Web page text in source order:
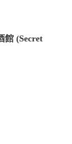
館 (Secret